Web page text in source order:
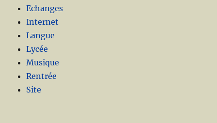
Echanges
Internet
Langue
Lycée
Musique
Rentrée
Site